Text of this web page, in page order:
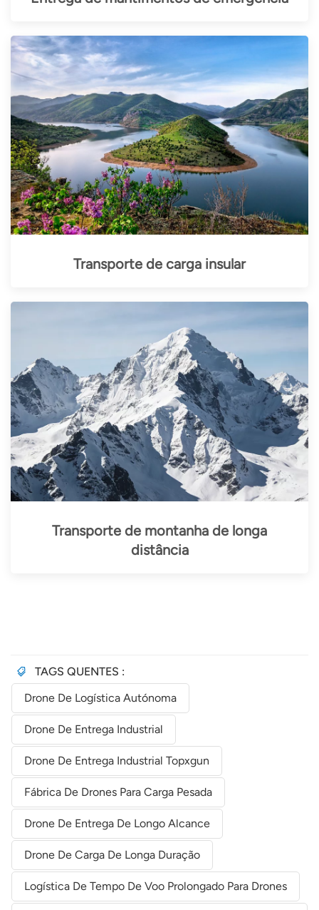
Transporte de carga insular
Transporte de montanha de longa
distância
TAGS QUENTES :
Drone De Logística Autónoma
Drone De Entrega Industrial
Drone De Entrega Industrial Topxgun
Fábrica De Drones Para Carga Pesada
Drone De Entrega De Longo Alcance
Drone De Carga De Longa Duração
Logística De Tempo De Voo Prolongado Para Drones